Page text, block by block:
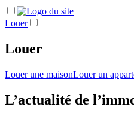
Louer
Louer
Louer une maisonLouer un
L’actualité de